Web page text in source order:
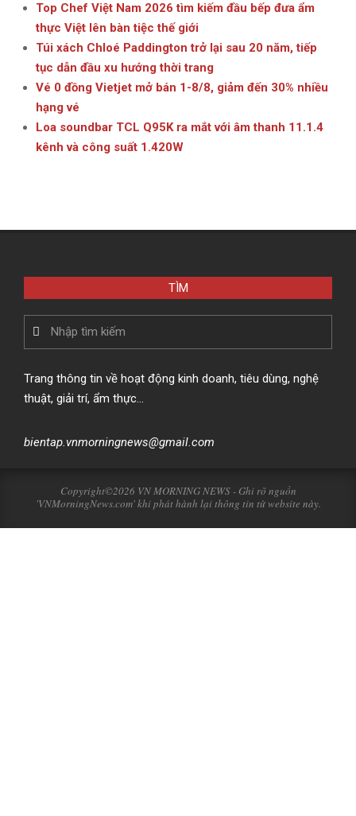
Top Chef Việt Nam 2026 tìm kiếm đầu bếp đưa ẩm
thực Việt lên bàn tiệc thế giới
Túi xách Chloé Paddington trở lại sau 20 năm, tiếp
tục dẫn đầu xu hướng thời trang
Vé 0 đồng Vietjet mở bán 1-8/8, giảm đến 30% nhiều
hạng vé
Loa soundbar TCL Q95K ra mắt với âm thanh 11.1.4
kênh và công suất 1.420W
TÌM
Trang thông tin về hoạt động kinh doanh, tiêu dùng, nghệ
thuật, giải trí, ẩm thực…
bientap.vnmorningnews@gmail.com
Copyright©2026 VN MORNING NEWS - Ghi rõ nguồn
'VNMorningNews.com' khi phát hành lại thông tin từ website này.